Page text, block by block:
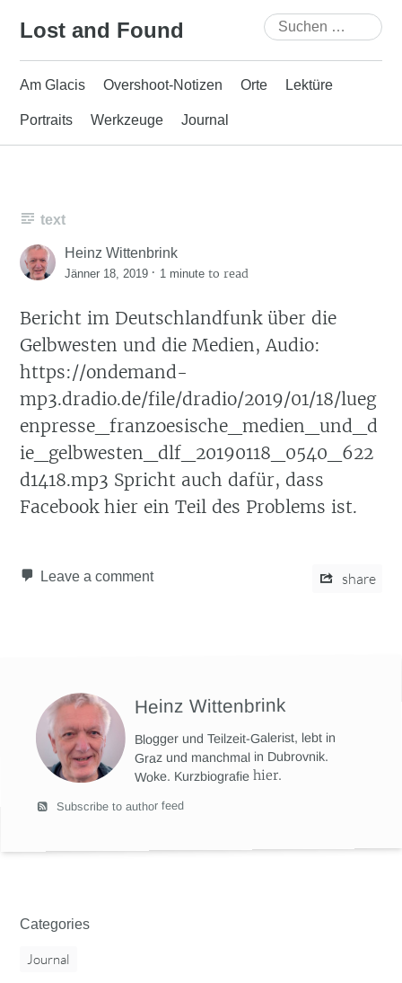
Lost and Found
Suchen
nach:
Am Glacis Overshoot-Notizen Orte Lektüre
Portraits Werkzeuge Journal
text
Heinz Wittenbrink
Jänner 18, 2019 · 1 minute to read
Bericht im Deutschlandfunk über die
Gelbwesten und die Medien, Audio:
https://ondemand-
mp3.dradio.de/file/dradio/2019/01/18/lueg
enpresse_franzoesische_medien_und_d
ie_gelbwesten_dlf_20190118_0540_622
d1418.mp3 Spricht auch dafür, dass
Facebook hier ein Teil des Problems ist.
Leave a comment share
Heinz Wittenbrink
Blogger und Teilzeit-Galerist, lebt in
Graz und manchmal in Dubrovnik.
Woke. Kurzbiografiehier.
Subscribe to author feed
Categories
Journal